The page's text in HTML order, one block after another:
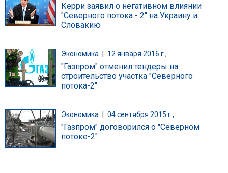
Керри заявил о негативном влиянии
"Северного потока - 2" на Украину и
Словакию
Экономика 12 января 2016 г.,
"Газпром" отменил тендеры на
строительство участка "Северного
потока-2"
Экономика 04 сентября 2015 г.,
"Газпром" договорился о "Северном
потоке-2"